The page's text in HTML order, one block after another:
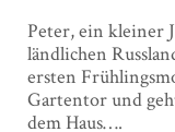
Peter, ein kleiner
ländlichen
ersten
Gartentor und
dem Haus….